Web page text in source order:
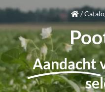
/
Aandacht